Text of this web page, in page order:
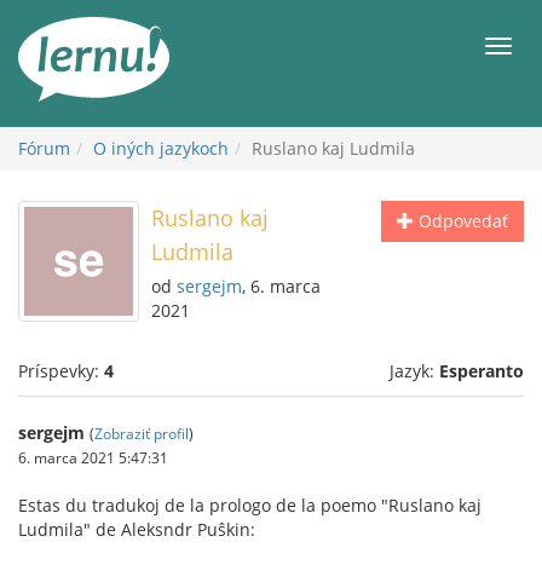
obsah
Fórum O iných jazykoch Ruslano kaj Ludmila
Odpovedať
Ruslano kaj
Ludmila
od sergejm, 6. marca
2021
Príspevky: 4 Jazyk: Esperanto
sergejm (Zobraziť profil)
6. marca 2021 5:47:31
Estas du tradukoj de la prologo de la poemo "Ruslano kaj
Ludmila" de Aleksndr Puŝkin: